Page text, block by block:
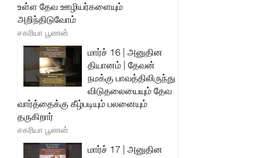
உள்ள தேவ ஊழியர்களையும்
அறிந்திடுவோம்
சகரியா பூணன்
மார்ச் 16 | அனுதின
தியானம் | தேவன்
நமக்கு பாவத்திலிருந்து
விடுதலையையும் தேவ
வார்த்தைக்கு கீழ்படியும் பலனையும்
தருகிறார்
சகரியா பூணன்
மார்ச் 17 | அனுதின